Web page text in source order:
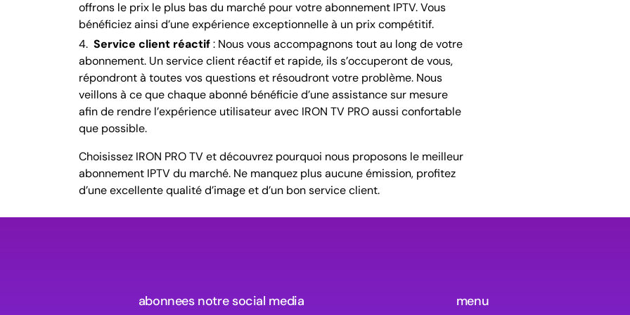
offrons le prix le plus bas du marché pour votre abonnement IPTV. Vous
bénéficiez ainsi d’une expérience exceptionnelle à un prix compétitif.
Service client réactif: Nous vous accompagnons tout au long de votre
abonnement. Un service client réactif et rapide, ils s’occuperont de vous,
répondront à toutes vos questions et résoudront votre problème. Nous
veillons à ce que chaque abonné bénéficie d’une assistance sur mesure
afin de rendre l’expérience utilisateur avec IRON TV PRO aussi confortable
que possible.
Choisissez IRON PRO TV et découvrez pourquoi nous proposons le meilleur
abonnement IPTV du marché. Ne manquez plus aucune émission, profitez
d’une excellente qualité d’image et d’un bon service client.
abonnees notre social media menu